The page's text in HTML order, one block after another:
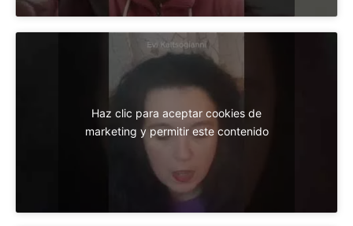
Haz clic para aceptar cookies de
marketing y permitir este contenido